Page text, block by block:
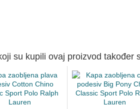
su kupili ovaj proizvod također